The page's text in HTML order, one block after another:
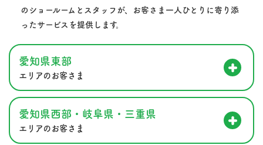
のショールームとスタッフが、
お客さま一人ひとりに寄り添
ったサービスを提供します。
愛知県東部
エリアのお客さま
愛知県西部・岐阜県・三重県
エリアのお客さま